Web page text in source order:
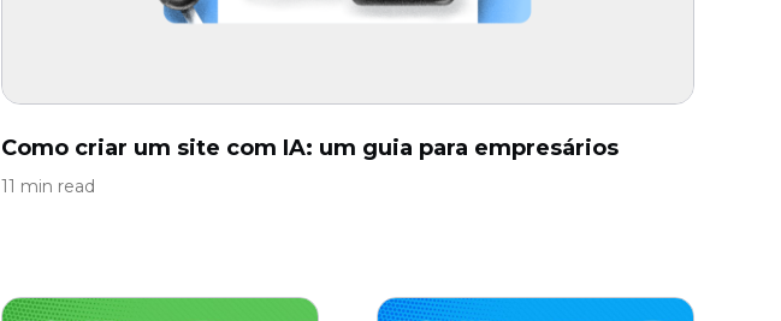
Como criar um site com IA: um guia para empresários
11 min read